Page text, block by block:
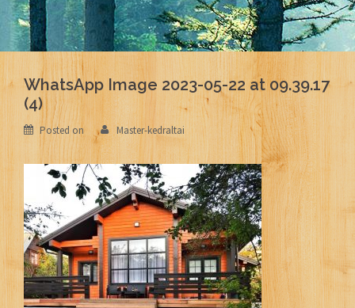
WhatsApp Image 2023-05-22 at 09.39.17
(4)
Posted on Master-kedraltai